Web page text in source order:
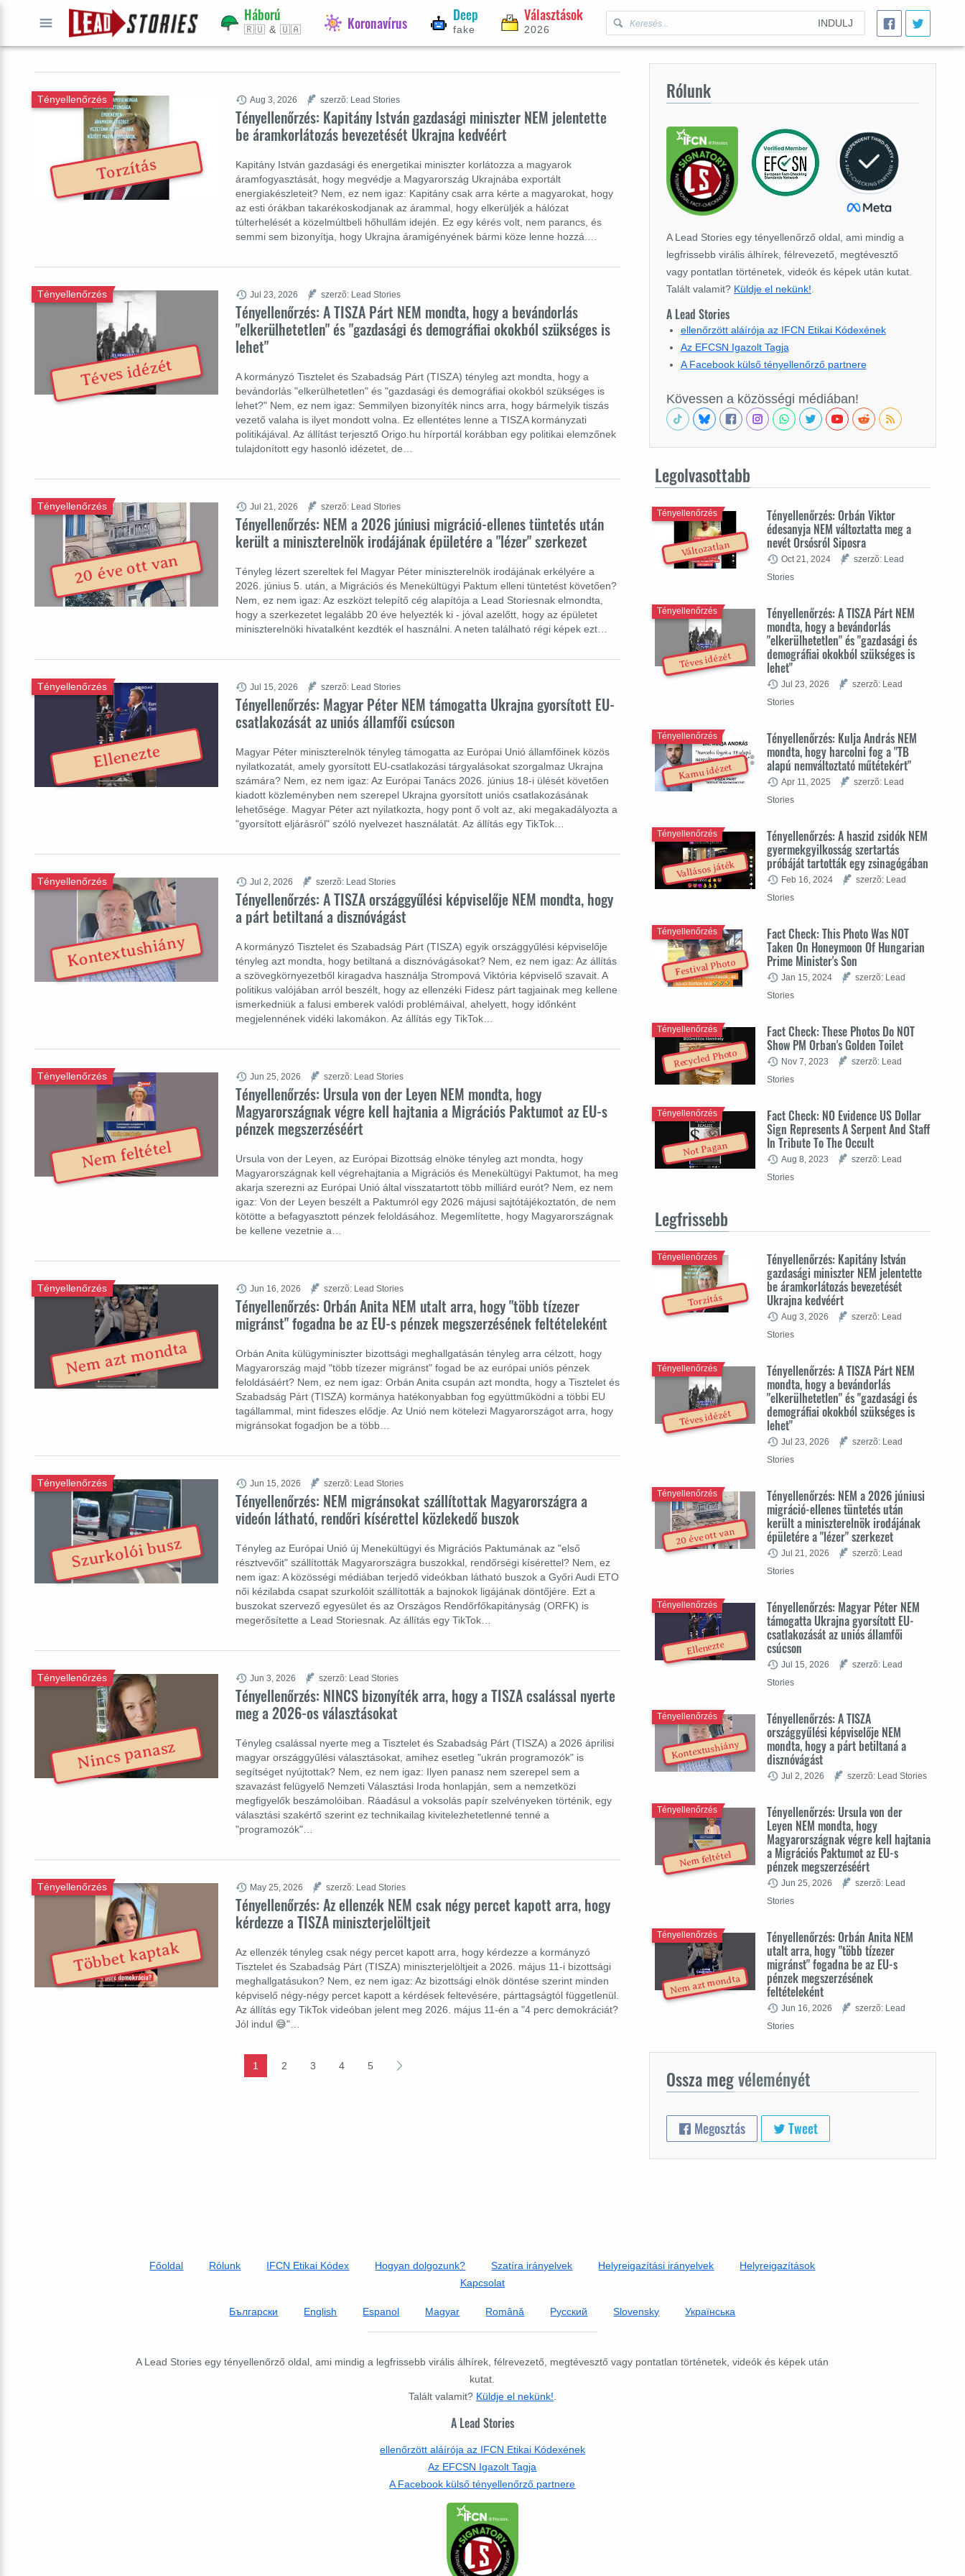
INDULJ
Háború
🇷🇺 & 🇺🇦 Koronavírus Deep
fake
Választások
2026
Tényellenőrzés: Kapitány István gazdasági miniszter NEM jelentette
be áramkorlátozás bevezetését Ukrajna kedvéért
Tényellenőrzés
Kapitány István gazdasági és energetikai miniszter korlátozza a magyarok
áramfogyasztását, hogy megvédje a Magyarország Ukrajnába exportált
energiakészleteit? Nem, ez nem igaz: Kapitány csak arra kérte a magyarokat, hogy
az esti órákban takarékoskodjanak az árammal, hogy elkerüljék a hálózat
túlterhelését a közelmúltbeli hőhullám idején. Ez egy kérés volt, nem parancs, és
semmi sem bizonyítja, hogy Ukrajna áramigényének bármi köze lenne hozzá.…
Aug 3, 2026 szerzõ: Lead Stories
Torzítás
Tényellenőrzés: A TISZA Párt NEM mondta, hogy a bevándorlás
"elkerülhetetlen" és "gazdasági és demográfiai okokból szükséges is
lehet"
Tényellenőrzés
A kormányzó Tisztelet és Szabadság Párt (TISZA) tényleg azt mondta, hogy a
bevándorlás "elkerülhetetlen" és "gazdasági és demográfiai okokból szükséges is
lehet?" Nem, ez nem igaz: Semmilyen bizonyíték nincs arra, hogy bármelyik tiszás
vezető valaha is ilyet mondott volna. Ez ellentétes lenne a TISZA kormányzati
politikájával. Az állítást terjesztő Origo.hu hírportál korábban egy politikai elemzőnek
tulajdonított egy hasonló idézetet, de…
Jul 23, 2026 szerzõ: Lead Stories
Téves idézét
Tényellenőrzés: NEM a 2026 júniusi migráció-ellenes tüntetés után
került a miniszterelnök irodájának épületére a "lézer" szerkezet
Tényellenőrzés
Tényleg lézert szereltek fel Magyar Péter miniszterelnök irodájának erkélyére a
2026. június 5. után, a Migrációs és Menekültügyi Paktum elleni tüntetést követően?
Nem, ez nem igaz: Az eszközt telepítő cég alapítója a Lead Storiesnak elmondta,
hogy a szerkezetet legalább 20 éve helyezték ki - jóval azelőtt, hogy az épületet
miniszterelnöki hivatalként kezdték el használni. A neten található régi képek ezt…
Jul 21, 2026 szerzõ: Lead Stories
20 éve ott van
Tényellenőrzés: Magyar Péter NEM támogatta Ukrajna gyorsított EU-
csatlakozását az uniós államfői csúcson
Tényellenőrzés
Magyar Péter miniszterelnök tényleg támogatta az Európai Unió államfőinek közös
nyilatkozatát, amely gyorsított EU-csatlakozási tárgyalásokat szorgalmaz Ukrajna
számára? Nem, ez nem igaz: Az Európai Tanács 2026. június 18-i ülését követően
kiadott közleményben nem szerepel Ukrajna gyorsított uniós csatlakozásának
lehetősége. Magyar Péter azt nyilatkozta, hogy pont ő volt az, aki megakadályozta a
"gyorsított eljárásról" szóló nyelvezet használatát. Az állítás egy TikTok…
Jul 15, 2026 szerzõ: Lead Stories
Ellenezte
Tényellenőrzés: A TISZA országgyűlési képviselője NEM mondta, hogy
a párt betiltaná a disznóvágást
Tényellenőrzés
A kormányzó Tisztelet és Szabadság Párt (TISZA) egyik országgyűlési képviselője
tényleg azt mondta, hogy betiltaná a disznóvágásokat? Nem, ez nem igaz: Az állítás
a szövegkörnyezetből kiragadva használja Strompová Viktória képviselő szavait. A
politikus valójában arról beszélt, hogy az ellenzéki Fidesz párt tagjainak meg kellene
ismerkedniük a falusi emberek valódi problémáival, ahelyett, hogy időnként
megjelennének vidéki lakomákon. Az állítás egy TikTok…
Jul 2, 2026 szerzõ: Lead Stories
Kontextushiány
Tényellenőrzés: Ursula von der Leyen NEM mondta, hogy
Magyarországnak végre kell hajtania a Migrációs Paktumot az EU-s
pénzek megszerzéséért
Tényellenőrzés
Ursula von der Leyen, az Európai Bizottság elnöke tényleg azt mondta, hogy
Magyarországnak kell végrehajtania a Migrációs és Menekültügyi Paktumot, ha meg
akarja szerezni az Európai Unió által visszatartott több milliárd eurót? Nem, ez nem
igaz: Von der Leyen beszélt a Paktumról egy 2026 májusi sajtótájékoztatón, de nem
kötötte a befagyasztott pénzek feloldásához. Megemlítette, hogy Magyarországnak
be kellene vezetnie a…
Jun 25, 2026 szerzõ: Lead Stories
Nem feltétel
Tényellenőrzés: Orbán Anita NEM utalt arra, hogy "több tízezer
migránst" fogadna be az EU-s pénzek megszerzésének feltételeként
Tényellenőrzés
Orbán Anita külügyminiszter bizottsági meghallgatásán tényleg arra célzott, hogy
Magyarország majd "több tízezer migránst" fogad be az európai uniós pénzek
feloldásáért? Nem, ez nem igaz: Orbán Anita csupán azt mondta, hogy a Tisztelet és
Szabadság Párt (TISZA) kormánya hatékonyabban fog együttműködni a többi EU
tagállammal, mint fideszes elődje. Az Unió nem kötelezi Magyarországot arra, hogy
migránsokat fogadjon be a több…
Jun 16, 2026 szerzõ: Lead Stories
Nem azt mondta
Tényellenőrzés: NEM migránsokat szállítottak Magyarországra a
videón látható, rendőri kísérettel közlekedő buszok
Tényellenőrzés
Tényleg az Európai Unió új Menekültügyi és Migrációs Paktumának az "első
résztvevőit" szállították Magyarországra buszokkal, rendőrségi kísérettel? Nem, ez
nem igaz: A közösségi médiában terjedő videókban látható buszok a Győri Audi ETO
női kézilabda csapat szurkolóit szállították a bajnokok ligájának döntőjére. Ezt a
buszokat szervező egyesület és az Országos Rendőrfőkapitányság (ORFK) is
megerősítette a Lead Storiesnak. Az állítás egy TikTok…
Jun 15, 2026 szerzõ: Lead Stories
Szurkolói busz
Tényellenőrzés: NINCS bizonyíték arra, hogy a TISZA csalással nyerte
meg a 2026-os választásokat
Tényellenőrzés
Tényleg csalással nyerte meg a Tisztelet és Szabadság Párt (TISZA) a 2026 áprilisi
magyar országgyűlési választásokat, amihez esetleg "ukrán programozók" is
segítséget nyújtottak? Nem, ez nem igaz: Ilyen panasz nem szerepel sem a
szavazást felügyelő Nemzeti Választási Iroda honlapján, sem a nemzetközi
megfigyelők beszámolóiban. Ráadásul a voksolás papír szelvényeken történik, egy
választási szakértő szerint ez technikailag kivitelezhetetlenné tenné a
"programozók"…
Jun 3, 2026 szerzõ: Lead Stories
Nincs panasz
Tényellenőrzés: Az ellenzék NEM csak négy percet kapott arra, hogy
kérdezze a TISZA miniszterjelöltjeit
Tényellenőrzés
Az ellenzék tényleg csak négy percet kapott arra, hogy kérdezze a kormányzó
Tisztelet és Szabadság Párt (TISZA) miniszterjelöltjeit a 2026. május 11-i bizottsági
meghallgatásukon? Nem, ez nem igaz: Az bizottsági elnök döntése szerint minden
képviselő négy-négy percet kapott a kérdések feltevésére, párttagságtól függetlenül.
Az állítás egy TikTok videóban jelent meg 2026. május 11-én a "4 perc demokráciát?
Jól indul 😅"…
May 25, 2026 szerzõ: Lead Stories
Többet kaptak
1 2 3 4 5
Rólunk
A Lead Stories egy tényellenőrző oldal, ami mindig a
legfrissebb virális álhírek, félrevezető, megtévesztő
vagy pontatlan történetek, videók és képek után kutat.
Talált valamit? Küldje el nekünk!
A Lead Stories
ellenőrzött aláírója az IFCN Etikai Kódexének
Az EFCSN Igazolt Tagja
A Facebook külső tényellenőrző partnere
Kövessen a közösségi médiában!
Legolvasottabb
Változatlan
Tényellenőrzés: Orbán Viktor
édesanyja NEM változtatta meg a
nevét Orsósról Siposra
Tényellenőrzés
Oct 21, 2024
szerzõ: Lead
Stories
Téves idézét
Tényellenőrzés: A TISZA Párt NEM
mondta, hogy a bevándorlás
"elkerülhetetlen" és "gazdasági és
demográfiai okokból szükséges is
lehet"
Tényellenőrzés
Jul 23, 2026
szerzõ: Lead
Stories
Kamu idézet
Tényellenőrzés: Kulja András NEM
mondta, hogy harcolni fog a "TB
alapú nemváltoztató műtétekért"
Tényellenőrzés
Apr 11, 2025
szerzõ: Lead
Stories
Vallásos játék
Tényellenőrzés: A haszid zsidók NEM
gyermekgyilkosság szertartás
próbáját tartották egy zsinagógában
Tényellenőrzés
Feb 16, 2024
szerzõ: Lead
Stories
Festival Photo
Fact Check: This Photo Was NOT
Taken On Honeymoon Of Hungarian
Prime Minister's Son
Tényellenőrzés
Jan 15, 2024
szerzõ: Lead
Stories
Recycled Photo
Fact Check: These Photos Do NOT
Show PM Orban's Golden Toilet
Tényellenőrzés
Nov 7, 2023
szerzõ: Lead
Stories
Not Pagan
Fact Check: NO Evidence US Dollar
Sign Represents A Serpent And Staff
In Tribute To The Occult
Tényellenőrzés
Aug 8, 2023
szerzõ: Lead
Stories
Legfrissebb
Torzítás
Tényellenőrzés: Kapitány István
gazdasági miniszter NEM jelentette
be áramkorlátozás bevezetését
Ukrajna kedvéért
Tényellenőrzés
Aug 3, 2026
szerzõ: Lead
Stories
Téves idézét
Tényellenőrzés: A TISZA Párt NEM
mondta, hogy a bevándorlás
"elkerülhetetlen" és "gazdasági és
demográfiai okokból szükséges is
lehet"
Tényellenőrzés
Jul 23, 2026
szerzõ: Lead
Stories
20 éve ott van
Tényellenőrzés: NEM a 2026 júniusi
migráció-ellenes tüntetés után
került a miniszterelnök irodájának
épületére a "lézer" szerkezet
Tényellenőrzés
Jul 21, 2026
szerzõ: Lead
Stories
Ellenezte
Tényellenőrzés: Magyar Péter NEM
támogatta Ukrajna gyorsított EU-
csatlakozását az uniós államfői
csúcson
Tényellenőrzés
Jul 15, 2026
szerzõ: Lead
Stories
Kontextushiány
Tényellenőrzés: A TISZA
országgyűlési képviselője NEM
mondta, hogy a párt betiltaná a
disznóvágást
Tényellenőrzés
Jul 2, 2026 szerzõ: Lead Stories
Nem feltétel
Tényellenőrzés: Ursula von der
Leyen NEM mondta, hogy
Magyarországnak végre kell hajtania
a Migrációs Paktumot az EU-s
pénzek megszerzéséért
Tényellenőrzés
Jun 25, 2026
szerzõ: Lead
Stories
Nem azt mondta
Tényellenőrzés: Orbán Anita NEM
utalt arra, hogy "több tízezer
migránst" fogadna be az EU-s
pénzek megszerzésének
feltételeként
Tényellenőrzés
Jun 16, 2026
szerzõ: Lead
Stories
Ossza megvéleményét
Megosztás Tweet
Főoldal Rólunk IFCN Etikai Kódex Hogyan dolgozunk? Szatíra irányelvek Helyreigazítási irányelvek
Helyreigazítások
Kapcsolat
Български English Espanol Magyar Română Русский Slovensky Українська
A Lead Stories egy tényellenőrző oldal, ami mindig a legfrissebb virális álhírek, félrevezető, megtévesztő vagy pontatlan történetek, videók és képek után
kutat.
Talált valamit? Küldje el nekünk!
A Lead Stories
ellenőrzött aláírója az IFCN Etikai Kódexének
Az EFCSN Igazolt Tagja
A Facebook külső tényellenőrző partnere